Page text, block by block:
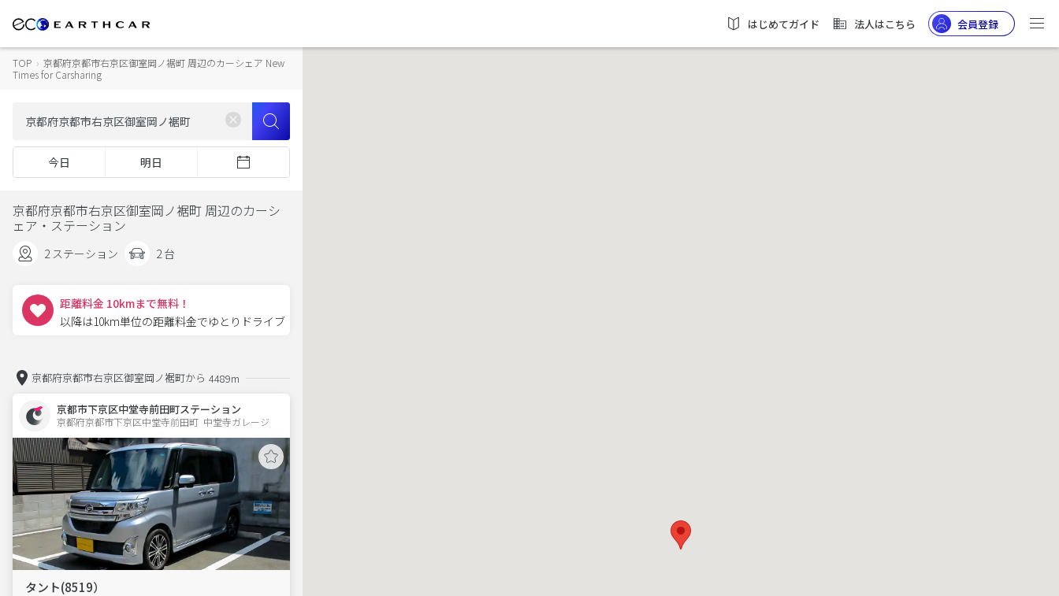
はじめてガイド 法人はこちら 会員登録
TOP › 京都府京都市右京区御室岡ノ裾町 周辺のカーシェア New
Times for Carsharing
今日 明日
京都府京都市右京区御室岡ノ裾町 周辺のカーシ
ェア・ステーション
2 ステーション 2 台
距離料金 10kmまで無料！
以降は10km単位の距離料金でゆとりドライブ
京都府京都市右京区御室岡ノ裾町から 4489m
京都市下京区中堂寺前田町ステーション
京都府京都市下京区中堂寺前田町  中堂寺ガレージ
タント(8519）